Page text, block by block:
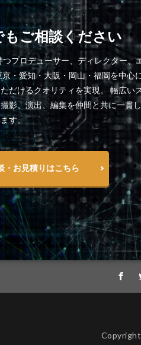
ご相談ください
プロデューサー、ディレクター、
・愛知・大阪・岡山・福岡を中心
だけるクオリティを実現。 幅広い
影、演出、編集を仲間と共に一貫
す。
・お見積りはこちら